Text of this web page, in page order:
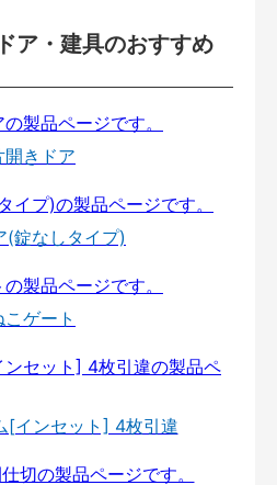
ア・建具のおすすめ
開きドア
(錠なしタイプ)
こゲート
[インセット] 4枚引違